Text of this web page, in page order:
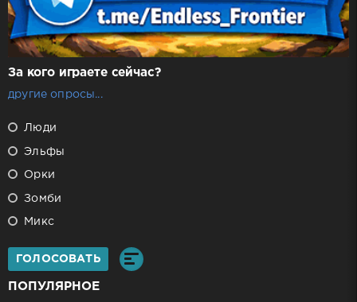
За кого играете сейчас?
другие опросы...
Люди
Эльфы
Орки
Зомби
Микс
ГОЛОСОВАТЬ
ПОПУЛЯРНОЕ